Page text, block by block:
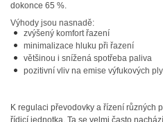
dokonce 65 %.
Výhody jsou nasnadě:
zvýšený komfort řazení
minimalizace hluku při řazení
většinou i snížená spotřeba paliva
pozitivní vliv na emise výfukových
K regulaci převodovky a řízení různých
řídicí jednotka. Ta se velmi často